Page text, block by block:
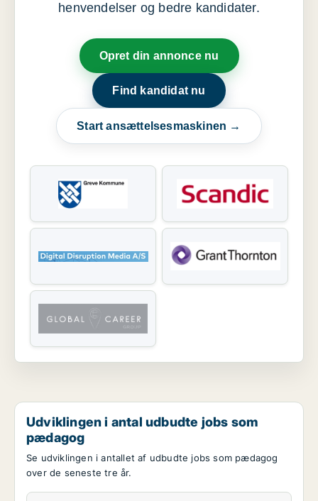
henvendelser og bedre kandidater.
Opret din annonce nu
Find kandidat nu
Start ansættelsesmaskinen →
Udviklingen i antal udbudte jobs som
pædagog
Se udviklingen i antallet af udbudte jobs som pædagog
over de seneste tre år.